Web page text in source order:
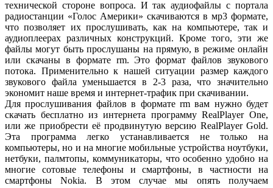
технической стороне вопроса. И так аудиофайлы с портала
радиостанции «Голос Америки» скачиваются в мр3 формате,
что позволяет их прослушивать, как на компьютере, так и
аудиоплеерах различных конструкций. Кроме того, эти же
файлы могут быть прослушаны на прямую, в режиме онлайн
или скачаны в формате rm. Это формат файлов звукового
потока. Применительно к нашей ситуации размер каждого
звукового файла уменьшается в 2-3 раза, что значительно
экономит наше время и интернет-трафик при скачивании.
Для прослушивания файлов в формате rm вам нужно будет
скачать бесплатно из интернета программу RealPlayer One,
или же приобрести её продвинутую версию RealPlayer Gold.
Эта программа легко устанавливается не только на
компьютеры, но и на многие мобильные устройства ноутбуки,
нетбуки, палмтопы, коммуникаторы, что особенно удобно на
многие сотовые телефоны и смартфоны, в частности на
смартфоны Nokia. В этом случае мы опять получаем